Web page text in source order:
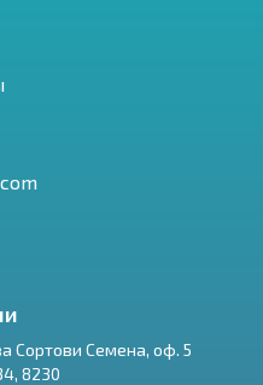
Сортови Семена, оф. 5
, 8230